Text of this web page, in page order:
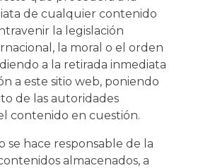
de cualquier contenido
la legislación
la moral o el orden
a la retirada inmediata
a este sitio web, poniendo
de las autoridades
contenido en cuestión.
se hace responsable de la
almacenados, a